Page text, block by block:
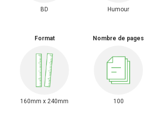
BD Humour
Format
160mm x 240mm
Nombre de pages
100